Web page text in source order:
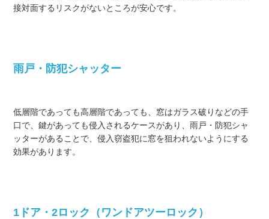
接対面するリスクがないところが安心です。
雨戸・防犯シャッター
低層階であっても高層階であっても、窓はガラス破りなどの手
口で、鍵があっても侵入されるケースがあり、雨戸・防犯シャ
ッターがあることで、侵入窃盗犯に窓を狙われないようにする
効果があります。
1ドア・2ロック（ワンドアツーロック）